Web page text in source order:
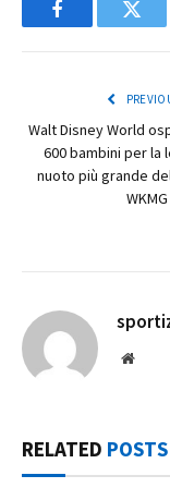
Facebook
Walt Disney World
600 bambini per la
nuoto più grande
RELATED POSTS